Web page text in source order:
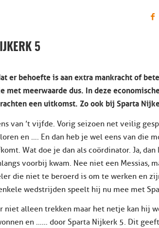
5
er behoefte is aan extra mankracht of
met meerwaarde dus. In deze
een uitkomst. Zo ook bij Sparta
van ’t vijfde. Vorig seizoen net veilig
en …. En dan heb je wel eens van die
Wat doe je dan als coördinator. Ja, dan
voorbij kwam. Nee niet een Messias,
die niet te beroerd is om te werken en
wedstrijden speelt hij nu mee met
niet alleen trekken maar het netje kan hij
en …… door Sparta Nijkerk 5. Dit